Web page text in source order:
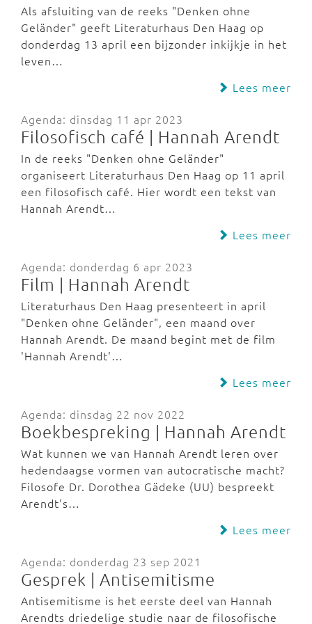
Als afsluiting van de reeks "Denken ohne
Geländer" geeft Literaturhaus Den Haag op
donderdag 13 april een bijzonder inkijkje in het
leven…
Lees meer
Agenda: dinsdag 11 apr 2023
Filosofisch café | Hannah Arendt
In de reeks "Denken ohne Geländer"
organiseert Literaturhaus Den Haag op 11 april
een filosofisch café. Hier wordt een tekst van
Hannah Arendt…
Lees meer
Agenda: donderdag 6 apr 2023
Film | Hannah Arendt
Literaturhaus Den Haag presenteert in april
"Denken ohne Geländer", een maand over
Hannah Arendt. De maand begint met de film
'Hannah Arendt'…
Lees meer
Agenda: dinsdag 22 nov 2022
Boekbespreking | Hannah Arendt
Wat kunnen we van Hannah Arendt leren over
hedendaagse vormen van autocratische macht?
Filosofe Dr. Dorothea Gädeke (UU) bespreekt
Arendt's…
Lees meer
Agenda: donderdag 23 sep 2021
Gesprek | Antisemitisme
Antisemitisme is het eerste deel van Hannah
Arendts driedelige studie naar de filosofische